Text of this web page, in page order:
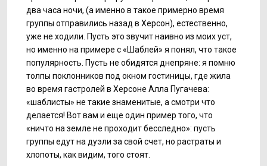
два часа ночи, (а именно в такое примерно время
группы отправились назад в Херсон), естественно,
уже не ходили. Пусть это звучит наивно из моих уст,
но именно на примере с «Шаблей» я понял, что такое
популярность. Пусть не обидятся днепряне: я помню
толпы поклонников под окном гостиницы, где жила
во время гастролей в Херсоне Алла Пугачева:
«шаблисты» не такие знаменитые, а смотри что
делается! Вот вам и еще один пример того, что
«ничто на земле не проходит бесследно»: пусть
группы едут на дуэли за свой счет, но растраты и
хлопоты, как видим, того стоят.